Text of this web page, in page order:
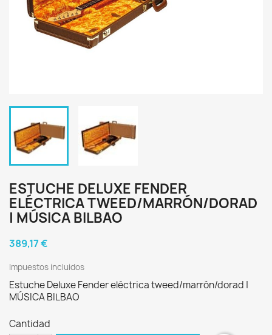
ESTUCHE DELUXE FENDER
ELÉCTRICA TWEED/MARRÓN/DORAD
| MÚSICA BILBAO
389,17 €
Impuestos incluidos
Estuche Deluxe Fender eléctrica tweed/marrón/dorad |
MÚSICA BILBAO
Cantidad